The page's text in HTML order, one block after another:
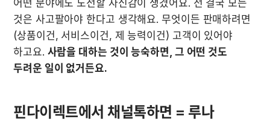
어떤 분야에도 도전할 자신감이 생겼어요. 전 결국 모든
것은 사고팔아야 한다고 생각해요. 무엇이든 판매하려면
(상품이건, 서비스이건, 제 능력이건) 고객이 있어야
하고요. 사람을 대하는 것이 능숙하면, 그 어떤 것도
두려운 일이 없거든요.
핀다이렉트에서 채널톡하면 = 루나